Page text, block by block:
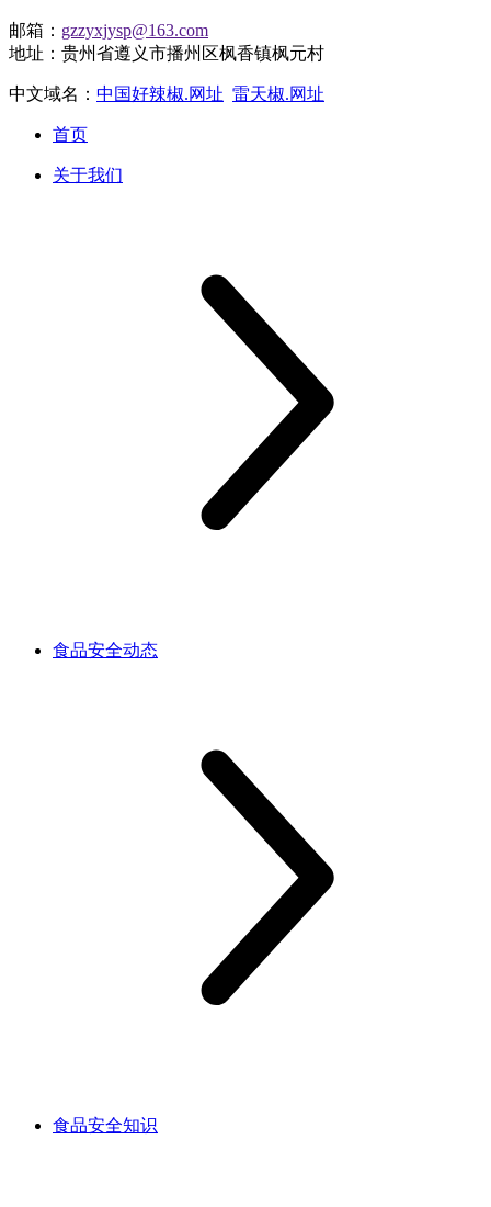
邮箱： gzzyxjysp@163.com
地址：贵州省遵义市播州区枫香镇枫元村
中文域名： 中国好辣椒.网址 雷天椒.网址
首页
关于我们
食品安全动态
食品安全知识